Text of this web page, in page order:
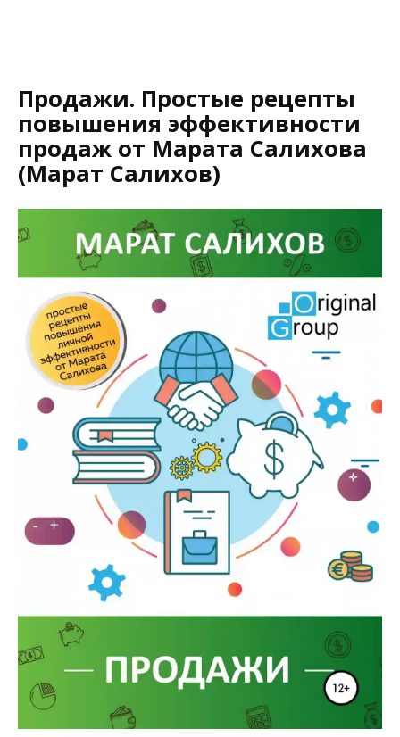
Продажи. Простые рецепты
повышения эффективности
продаж от Марата Салихова
(Марат Салихов)